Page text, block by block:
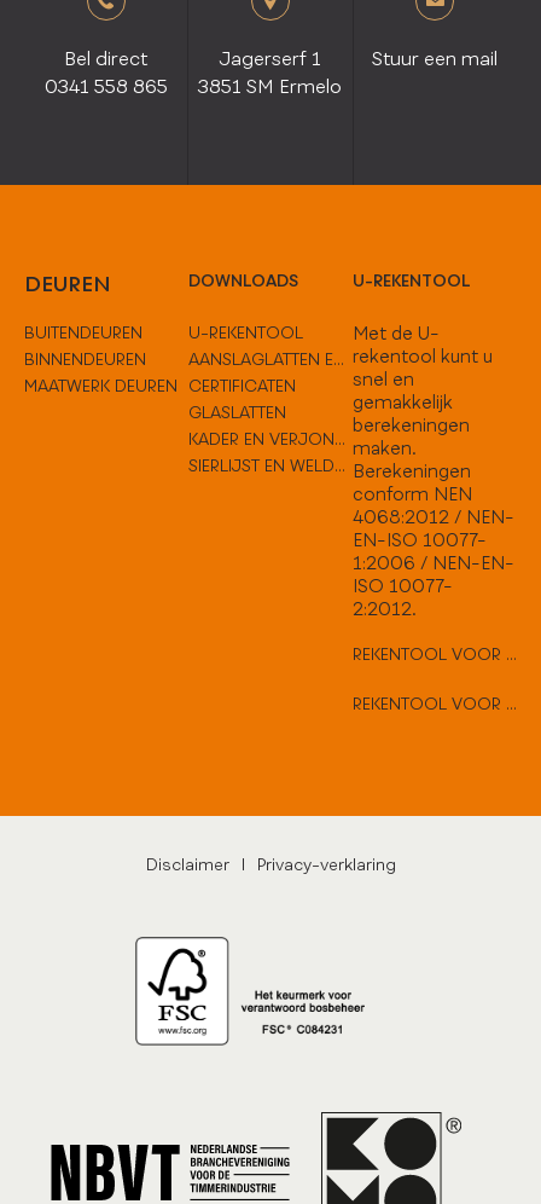
Bel direct
0341 558 865
Jagerserf 1
3851 SM Ermelo
Stuur een mail
DEUREN
BUITENDEUREN
BINNENDEUREN
MAATWERK DEUREN
DOWNLOADS
U-REKENTOOL
AANSLAGLATTEN EN TUSSENOPLOSSINGEN
CERTIFICATEN
GLASLATTEN
KADER EN VERJONGEN
SIERLIJST EN WELDORPELS
U-REKENTOOL
Met de U-
rekentool kunt u
snel en
gemakkelijk
berekeningen
maken.
Berekeningen
conform NEN
4068:2012 / NEN-
EN-ISO 10077-
1:2006 / NEN-EN-
ISO 10077-
2:2012.
REKENTOOL VOOR VLAKKE DEUREN
REKENTOOL VOOR HARD HOUTEN DEUREN
Disclaimer | Privacy-verklaring